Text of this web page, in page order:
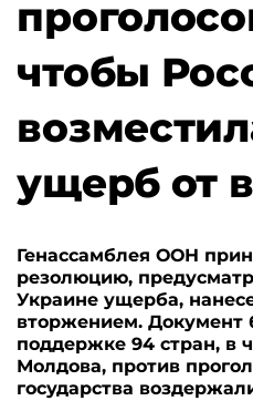
чтобы
ущерб от
Генассамблея ООН
резолюцию,
Украине ущерба,
вторжением. Документ
поддержке 94 стран, в
Молдова, против
государства